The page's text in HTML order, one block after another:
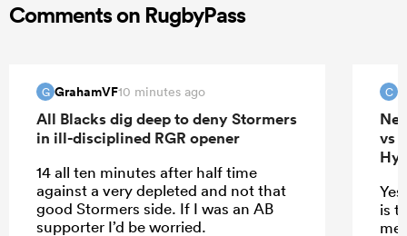
Comments on RugbyPass
G GrahamVF10 minutes ago
All Blacks dig deep to deny Stormers
in ill-disciplined RGR opener
14 all ten minutes after half time
against a very depleted and not that
good Stormers side. If I was an AB
supporter I’d be worried.
C
vs
is